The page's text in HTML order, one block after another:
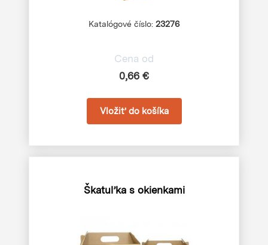
Katalógové číslo: 23276
Cena od
0,66 €
Škatuľka s okienkami